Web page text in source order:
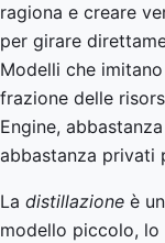
ragiona e creare
per girare
Modelli che
frazione delle
Engine,
abbastanza privati
La distillazione è
modello piccolo, lo